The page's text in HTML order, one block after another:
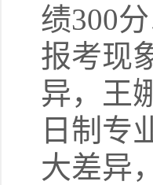
绩300
报考现
异，王
日制专
大差异